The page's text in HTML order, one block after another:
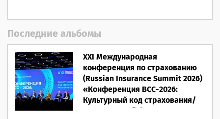
Последние альбомы
XXI Международная
конференция по страхованию
(Russian Insurance Summit 2026)
«Конференция ВСС-2026:
Культурный код страхования/
Человеческий фактор»